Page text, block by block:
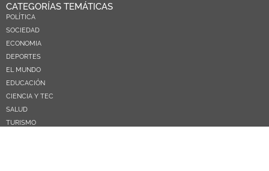
CATEGORÍAS TEMÁTICAS
POLÍTICA
SOCIEDAD
ECONOMIA
DEPORTES
EL MUNDO
EDUCACIÓN
CIENCIA Y TEC
SALUD
TURISMO